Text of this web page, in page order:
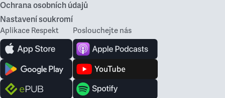
Ochrana osobních údajů
Nastavení soukromí
Aplikace Respekt Poslouchejte nás